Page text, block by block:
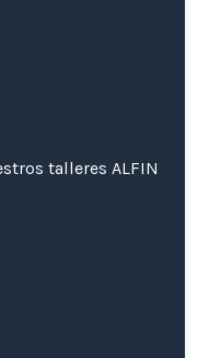
talleres ALFIN